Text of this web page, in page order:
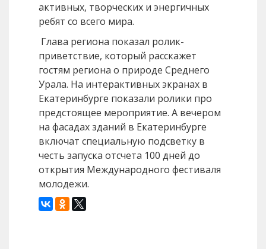
активных, творческих и энергичных
ребят со всего мира.
Глава региона показал ролик-
приветствие, который расскажет
гостям региона о природе Среднего
Урала. На интерактивных экранах в
Екатеринбурге показали ролики про
предстоящее мероприятие. А вечером
на фасадах зданий в Екатеринбурге
включат специальную подсветку в
честь запуска отсчета 100 дней до
открытия Международного фестиваля
молодежи.